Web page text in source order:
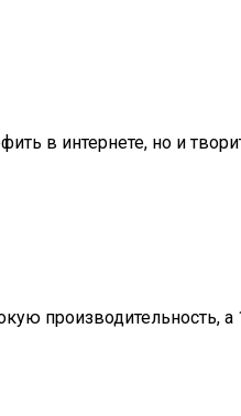
в интернете, но и
производительность,